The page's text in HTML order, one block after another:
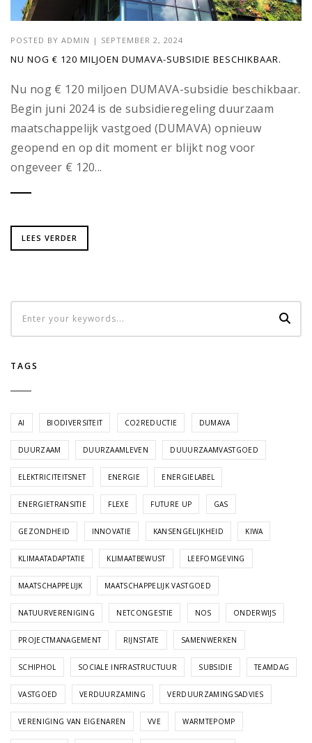
POSTED BY ADMIN | SEPTEMBER 2, 2024
NU NOG € 120 MILJOEN DUMAVA-SUBSIDIE BESCHIKBAAR.
Nu nog € 120 miljoen DUMAVA-subsidie beschikbaar.
Begin juni 2024 is de subsidieregeling duurzaam
maatschappelijk vastgoed (DUMAVA) opnieuw
geopend en op dit moment er blijkt nog voor
ongeveer € 120...
LEES VERDER
TAGS
AI BIODIVERSITEIT CO2REDUCTIE DUMAVA
DUURZAAM DUURZAAMLEVEN DUUURZAAMVASTGOED
ELEKTRICITEITSNET ENERGIE ENERGIELABEL
ENERGIETRANSITIE FLEXE FUTURE UP GAS
GEZONDHEID INNOVATIE KANSENGELIJKHEID KIWA
KLIMAATADAPTATIE KLIMAATBEWUST LEEFOMGEVING
MAATSCHAPPELIJK MAATSCHAPPELIJK VASTGOED
NATUURVERENIGING NETCONGESTIE NOS ONDERWIJS
PROJECTMANAGEMENT RIJNSTATE SAMENWERKEN
SCHIPHOL SOCIALE INFRASTRUCTUUR SUBSIDIE TEAMDAG
VASTGOED VERDUURZAMING VERDUURZAMINGSADVIES
VERENIGING VAN EIGENAREN VVE WARMTEPOMP